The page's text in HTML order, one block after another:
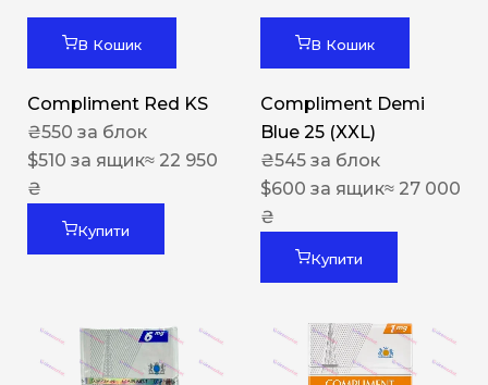
В Кошик
Compliment Red KS
₴550 за блок
$510 за ящик≈ 22 950
₴
Купити
В Кошик
Compliment Demi
Blue 25 (XXL)
₴545 за блок
$600 за ящик≈ 27 000
₴
Купити